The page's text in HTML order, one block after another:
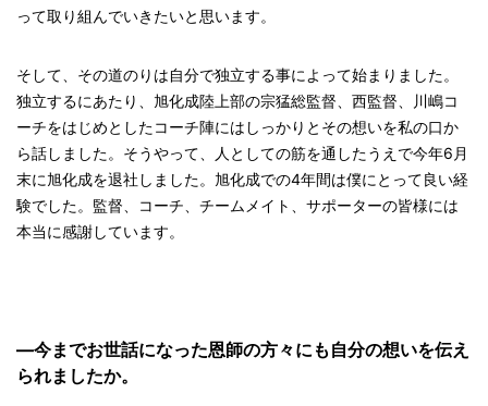
って取り組んでいきたいと思います。
そして、その道のりは自分で独立する事によって始まりました。
独立するにあたり、旭化成陸上部の宗猛総監督、西監督、川嶋コ
ーチをはじめとしたコーチ陣にはしっかりとその想いを私の口か
ら話しました。そうやって、人としての筋を通したうえで今年6月
末に旭化成を退社しました。旭化成での4年間は僕にとって良い経
験でした。監督、コーチ、チームメイト、サポーターの皆様には
本当に感謝しています。
—今までお世話になった恩師の方々にも自分の想いを伝え
られましたか。